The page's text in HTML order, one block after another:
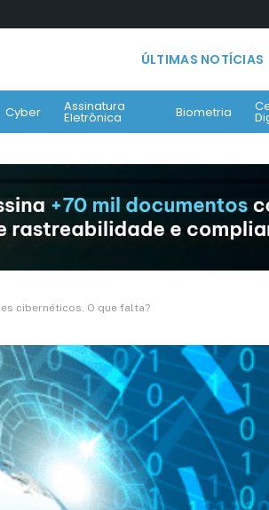
ÚLTIMAS NOTÍCIAS
Cyber Assinatura
Eletrônica Biometria
cibernéticos. O que falta?